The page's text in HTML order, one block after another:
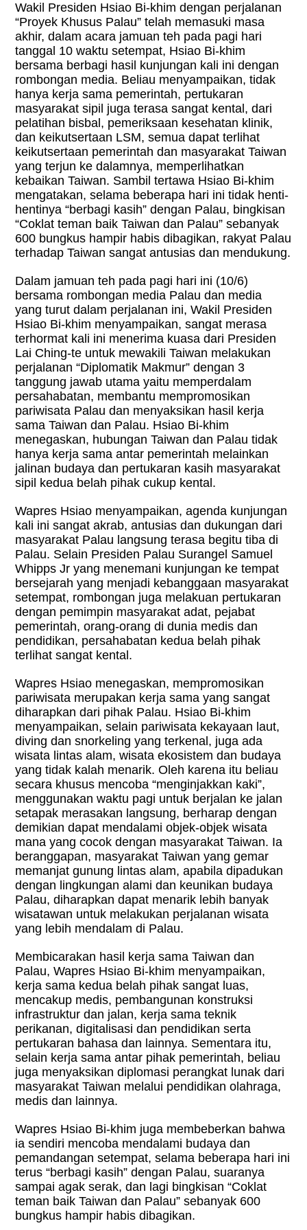
Wakil Presiden Hsiao Bi-khim dengan perjalanan
“Proyek Khusus Palau” telah memasuki masa
akhir, dalam acara jamuan teh pada pagi hari
tanggal 10 waktu setempat, Hsiao Bi-khim
bersama berbagi hasil kunjungan kali ini dengan
rombongan media. Beliau menyampaikan, tidak
hanya kerja sama pemerintah, pertukaran
masyarakat sipil juga terasa sangat kental, dari
pelatihan bisbal, pemeriksaan kesehatan klinik,
dan keikutsertaan LSM, semua dapat terlihat
keikutsertaan pemerintah dan masyarakat Taiwan
yang terjun ke dalamnya, memperlihatkan
kebaikan Taiwan. Sambil tertawa Hsiao Bi-khim
mengatakan, selama beberapa hari ini tidak henti-
hentinya “berbagi kasih” dengan Palau, bingkisan
“Coklat teman baik Taiwan dan Palau” sebanyak
600 bungkus hampir habis dibagikan, rakyat Palau
terhadap Taiwan sangat antusias dan mendukung.
Dalam jamuan teh pada pagi hari ini (10/6)
bersama rombongan media Palau dan media
yang turut dalam perjalanan ini, Wakil Presiden
Hsiao Bi-khim menyampaikan, sangat merasa
terhormat kali ini menerima kuasa dari Presiden
Lai Ching-te untuk mewakili Taiwan melakukan
perjalanan “Diplomatik Makmur” dengan 3
tanggung jawab utama yaitu memperdalam
persahabatan, membantu mempromosikan
pariwisata Palau dan menyaksikan hasil kerja
sama Taiwan dan Palau. Hsiao Bi-khim
menegaskan, hubungan Taiwan dan Palau tidak
hanya kerja sama antar pemerintah melainkan
jalinan budaya dan pertukaran kasih masyarakat
sipil kedua belah pihak cukup kental.
Wapres Hsiao menyampaikan, agenda kunjungan
kali ini sangat akrab, antusias dan dukungan dari
masyarakat Palau langsung terasa begitu tiba di
Palau. Selain Presiden Palau Surangel Samuel
Whipps Jr yang menemani kunjungan ke tempat
bersejarah yang menjadi kebanggaan masyarakat
setempat, rombongan juga melakuan pertukaran
dengan pemimpin masyarakat adat, pejabat
pemerintah, orang-orang di dunia medis dan
pendidikan, persahabatan kedua belah pihak
terlihat sangat kental.
Wapres Hsiao menegaskan, mempromosikan
pariwisata merupakan kerja sama yang sangat
diharapkan dari pihak Palau. Hsiao Bi-khim
menyampaikan, selain pariwisata kekayaan laut,
diving dan snorkeling yang terkenal, juga ada
wisata lintas alam, wisata ekosistem dan budaya
yang tidak kalah menarik. Oleh karena itu beliau
secara khusus mencoba “menginjakkan kaki”,
menggunakan waktu pagi untuk berjalan ke jalan
setapak merasakan langsung, berharap dengan
demikian dapat mendalami objek-objek wisata
mana yang cocok dengan masyarakat Taiwan. Ia
beranggapan, masyarakat Taiwan yang gemar
memanjat gunung lintas alam, apabila dipadukan
dengan lingkungan alami dan keunikan budaya
Palau, diharapkan dapat menarik lebih banyak
wisatawan untuk melakukan perjalanan wisata
yang lebih mendalam di Palau.
Membicarakan hasil kerja sama Taiwan dan
Palau, Wapres Hsiao Bi-khim menyampaikan,
kerja sama kedua belah pihak sangat luas,
mencakup medis, pembangunan konstruksi
infrastruktur dan jalan, kerja sama teknik
perikanan, digitalisasi dan pendidikan serta
pertukaran bahasa dan lainnya. Sementara itu,
selain kerja sama antar pihak pemerintah, beliau
juga menyaksikan diplomasi perangkat lunak dari
masyarakat Taiwan melalui pendidikan olahraga,
medis dan lainnya.
Wapres Hsiao Bi-khim juga membeberkan bahwa
ia sendiri mencoba mendalami budaya dan
pemandangan setempat, selama beberapa hari ini
terus “berbagi kasih” dengan Palau, suaranya
sampai agak serak, dan lagi bingkisan “Coklat
teman baik Taiwan dan Palau” sebanyak 600
bungkus hampir habis dibagikan.